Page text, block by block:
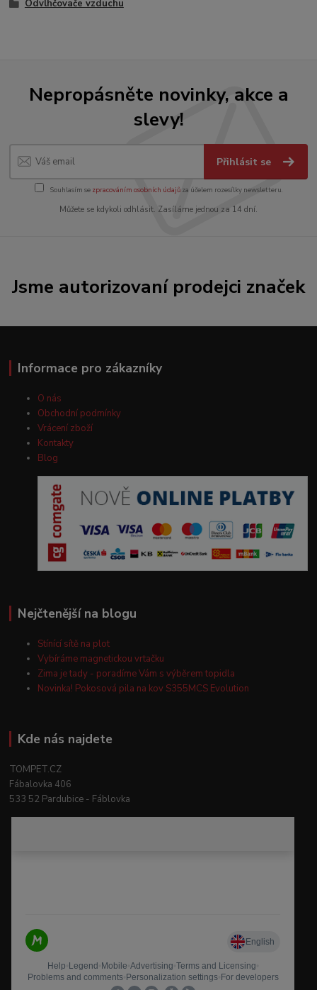
Odvlhčovače vzduchu
Nepropásněte novinky, akce a
slevy!
Přihlásit se
Souhlasím se zpracováním osobních údajůza účelem rozesílky newsletteru.
Můžete se kdykoli odhlásit. Zasíláme jednou za 14 dní.
Jsme autorizovaní prodejci značek
Informace pro zákazníky
O nás
Obchodní podmínky
Vrácení zboží
Kontakty
Blog
Nejčtenější na blogu
Stínící sítě na plot
Vybíráme magnetickou vrtačku
Zima je tady - poradíme Vám s výběrem topidla
Novinka! Pokosová pila na kov S355MCS Evolution
Kde nás najdete
TOMPET.CZ
Fábalovka 406
533 52 Pardubice - Fáblovka